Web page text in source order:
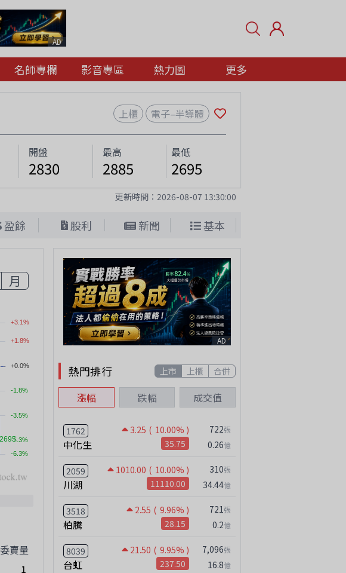
AD
名師專欄 影音專區 熱力圖 更多
上櫃 電子–半導體
開盤
2830
最高
2885
最低
2695
更新時間： 2026-08-07 13:30:00
盈餘 股利 新聞 基本
月
委賣量
1
AD
熱門排行 上市 上櫃 合併
漲幅 跌幅 成交值
1762 3.25 ( 10.00% )
中化生 35.75
722張
0.26億
2059 1010.00 ( 10.00% )
川湖 11110.00
310張
34.44億
3518 2.55 ( 9.96% )
柏騰 28.15
721張
0.2億
8039 21.50 ( 9.95% )
台虹 237.50
7,096張
16.8億